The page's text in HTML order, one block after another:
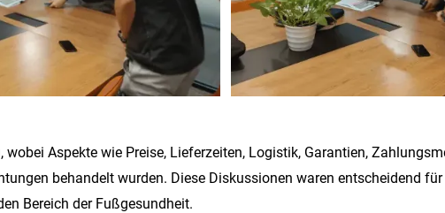
Aspekte wie Preise, Lieferzeiten, Logistik, Garantien,
behandelt wurden. Diese Diskussionen waren entscheidend
Bereich der Fußgesundheit.